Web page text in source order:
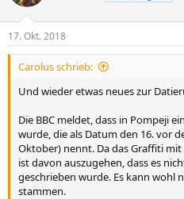
o
n
e
17. Okt. 2018
Carolus schrieb:
Und wieder etwas neues zur
Die BBC meldet, dass in Pompeji
wurde, die als Datum den 16. vor
Oktober) nennt. Da das Graffiti
ist davon auszugehen, dass es
geschrieben wurde. Es kann wohl
stammen.